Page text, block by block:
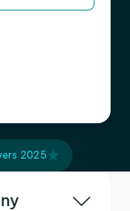
2025